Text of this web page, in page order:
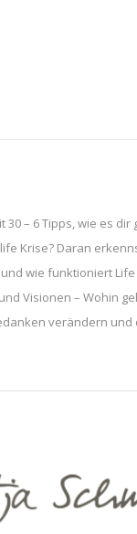
30 – 6 Tipps, wie es dir
Krise? Daran
wie funktioniert Life
Visionen – Wohin
verändern und